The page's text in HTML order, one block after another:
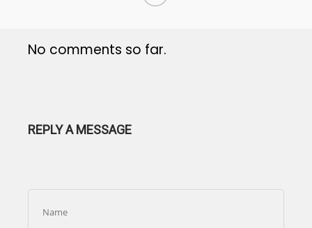
No comments so far.
REPLY A MESSAGE